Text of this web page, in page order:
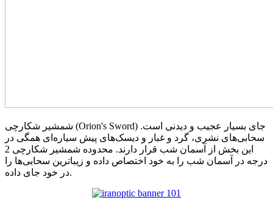
شمشیر شکارچی (Orion's Sword) جای بسیار عجیب و دیدنی است.
سحابی‌های نشری، گرد و غبار و دیسک‌های پیش سیاره‌ای همگی در
این بخش از آسمان شب قرار دارند. محدوده شمشیر شکارچی 2
درجه در آسمان شب را به خود اختصاص داده و زیباترین سحابی‌ها را
در خود جای داده.